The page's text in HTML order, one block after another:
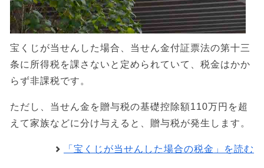
宝くじが当せんした場合、当せん金付証票法の第十三
条に所得税を課さないと定められていて、税金はかか
らず非課税です。
ただし、当せん金を贈与税の基礎控除額110万円を超
えて家族などに分け与えると、贈与税が発生します。
「宝くじが当せんした場合の税金」を読む